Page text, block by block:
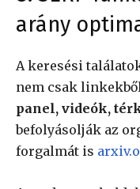
arány
A keresési
nem csak
panel, videók,
befolyásolják az
forgalmát is